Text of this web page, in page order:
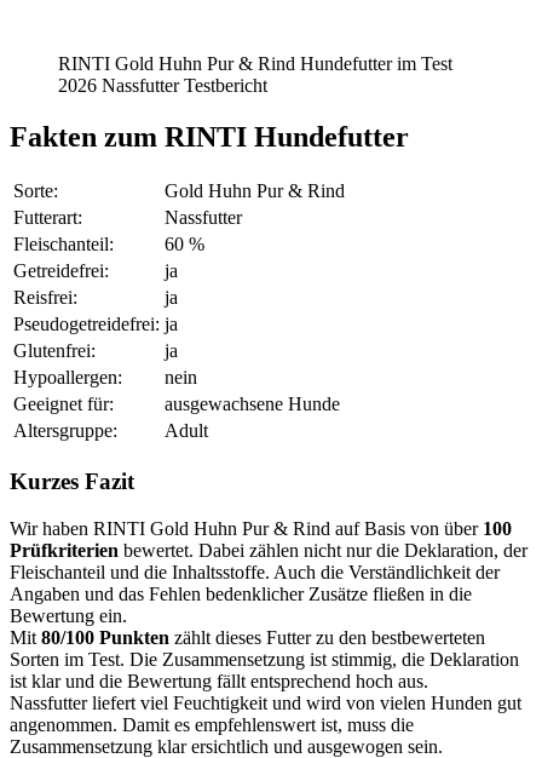
RINTI Gold Huhn Pur & Rind Hundefutter im Test
2026 Nassfutter Testbericht
Fakten zum RINTI Hundefutter
Sorte:
Gold Huhn Pur & Rind
Futterart:
Nassfutter
Fleischanteil:
60 %
Getreidefrei:
ja
Reisfrei:
ja
Pseudogetreidefrei: ja
Glutenfrei:
ja
Hypoallergen:
nein
Geeignet für:
ausgewachsene Hunde
Altersgruppe:
Adult
Kurzes Fazit
Wir haben RINTI Gold Huhn Pur & Rind auf Basis von über 100
Prüfkriterien bewertet. Dabei zählen nicht nur die Deklaration, der
Fleischanteil und die Inhaltsstoffe. Auch die Verständlichkeit der
Angaben und das Fehlen bedenklicher Zusätze fließen in die
Bewertung ein.
Mit 80/100 Punkten zählt dieses Futter zu den bestbewerteten
Sorten im Test. Die Zusammensetzung ist stimmig, die Deklaration
ist klar und die Bewertung fällt entsprechend hoch aus.
Nassfutter liefert viel Feuchtigkeit und wird von vielen Hunden gut
angenommen. Damit es empfehlenswert ist, muss die
Zusammensetzung klar ersichtlich und ausgewogen sein.